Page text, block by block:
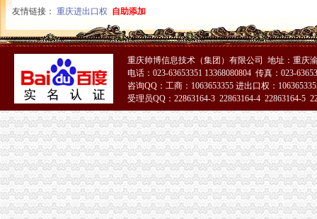
黔江区副区长李长均同志对工商工作提出
巴南区工商分局四项措施从严监管猪肉市一般纳税人怎么交税场
璧山局采取三举措加大对旅馆业经营的一般纳税人怎么交税监管力度
市一般纳税人公司条件局计算机机房改扩建工程顺利竣工
忠县局及时解决近千名电话用户的一般纳税人公司条件消费纠纷
梁平县工商局一般纳税人注册流程严查坑农害农案件
巴南区工商分局“四个到位”一般纳税人公司条件抓好案件管理信息系统培训
巫山县工商局一般纳税人公司注册掀起新一轮计算机学习热潮
九龙坡区企业信用促进会召开上半年工作会
九龙坡区工商分局一般纳税人认定标准召开信用信息工作研讨会
南岸工商分局“两评”一般纳税人公司注册活动从为民办实事做起
渝北区分局认真落实市一般纳税人公司注册局个体工商户信用信息录入建库汇
南川工商局“回头查”一般纳税人怎么交税个体信用信息录入建库工作质量
友情链接： 重庆进出口权 自助添加
重庆帅博信息技术（集团）有限公司 地址：重庆
电话：023-63653351 13368080804 传真：023-
咨询QQ：工商：1063653355 进出口权：
受理员QQ：22863164-3 22863164-4 22863164-5